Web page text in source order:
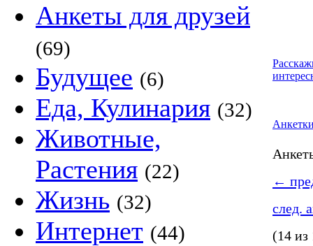
Анкеты для друзей
(69)
Будущее (6)
Еда, Кулинария (32)
Животные,
Растения (22)
Жизнь (32)
Интернет (44)
←
след.
(14 из